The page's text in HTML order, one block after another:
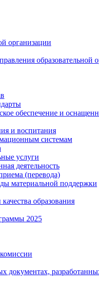
организации
образовательной
обеспечение и
и воспитания
системам
услуги
деятельность
(перевода)
материальной поддержки
образования
2025
документах,